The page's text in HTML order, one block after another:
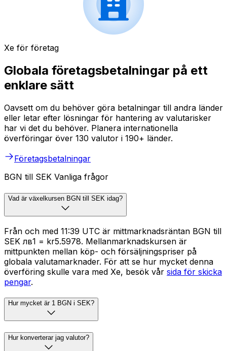
Xe för företag
Globala företagsbetalningar på ett
enklare sätt
Oavsett om du behöver göra betalningar till andra länder
eller letar efter lösningar för hantering av valutarisker
har vi det du behöver. Planera internationella
överföringar över 130 valutor i 190+ länder.
Företagsbetalningar
BGN till SEK Vanliga frågor
Vad är växelkursen BGN till SEK idag?
Från och med 11:39 UTC är mittmarknadsräntan BGN till
SEK лв1 = kr5.5978. Mellanmarknadskursen är
mittpunkten mellan köp- och försäljningspriser på
globala valutamarknader. För att se hur mycket denna
överföring skulle vara med Xe, besök vår sida för skicka
pengar.
Hur mycket är 1 BGN i SEK?
Hur konverterar jag valutor?